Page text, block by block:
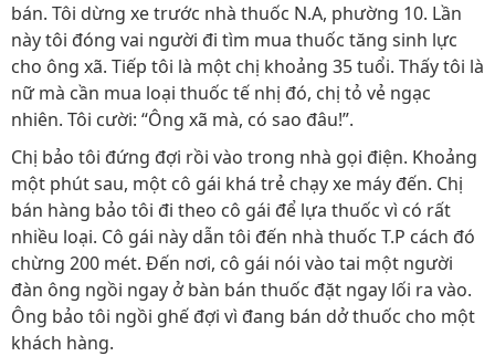
bán. Tôi dừng xe trước nhà thuốc N.A, phường 10. Lần
này tôi đóng vai người đi tìm mua thuốc tăng sinh lực
cho ông xã. Tiếp tôi là một chị khoảng 35 tuổi. Thấy tôi là
nữ mà cần mua loại thuốc tế nhị đó, chị tỏ vẻ ngạc
nhiên. Tôi cười: “Ông xã mà, có sao đâu!”.
Chị bảo tôi đứng đợi rồi vào trong nhà gọi điện. Khoảng
một phút sau, một cô gái khá trẻ chạy xe máy đến. Chị
bán hàng bảo tôi đi theo cô gái để lựa thuốc vì có rất
nhiều loại. Cô gái này dẫn tôi đến nhà thuốc T.P cách đó
chừng 200 mét. Đến nơi, cô gái nói vào tai một người
đàn ông ngồi ngay ở bàn bán thuốc đặt ngay lối ra vào.
Ông bảo tôi ngồi ghế đợi vì đang bán dở thuốc cho một
khách hàng.